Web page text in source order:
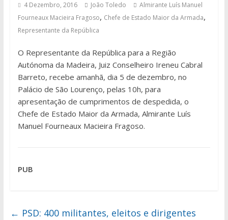
4 Dezembro, 2016 João Toledo
Almirante Luís Manuel
Fourneaux Macieira Fragoso, Chefe de Estado Maior da Armada,
Representante da República
O Representante da República para a Região
Autónoma da Madeira, Juiz Conselheiro Ireneu Cabral
Barreto, recebe amanhã, dia 5 de dezembro, no
Palácio de São Lourenço, pelas 10h, para
apresentação de cumprimentos de despedida, o
Chefe de Estado Maior da Armada, Almirante Luís
Manuel Fourneaux Macieira Fragoso.
PUB
← PSD: 400 militantes, eleitos e dirigentes